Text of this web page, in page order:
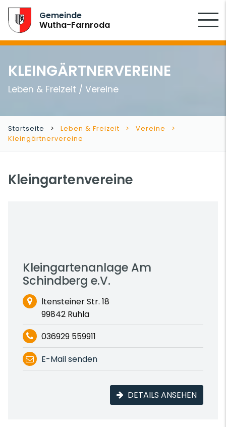
Gemeinde
Wutha-Farnroda
KLEINGÄRTNERVEREINE
Leben & Freizeit / Vereine
Startseite Leben & Freizeit
Vereine
Kleingärtnervereine
Kleingartenvereine
Kleingartenanlage Am
Schindberg e.V.
ltensteiner Str. 18
99842 Ruhla
036929 559911
E-Mail senden
DETAILS ANSEHEN